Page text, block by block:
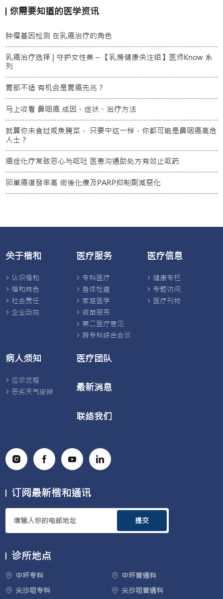
你需要知道的医学资讯
肿瘤基因检测 在乳癌治疗的角色
乳癌治疗选择 | 守护女性美 – 【乳房健康关注组】医师Know 系
列
胃部不适 有机会是胃癌先兆？
马上收看 鼻咽癌 成因、症状、治疗方法
就算你未食过咸魚腌菜， 只要中这一样，你都可能是鼻咽癌高危
人士？
癌症化疗常致恶心与呕吐 医患沟通助处方有效止呕药
卵巢癌復發率高 術後化療及PARP抑制劑減惡化
关于楷和
认识楷和
楷和特色
社会责任
企业动向
医疗服务
专科医疗
身体检查
家庭医学
疫苗服务
第二医疗意见
跨专科综合会诊
医疗信息
健康专栏
专题访问
医疗刊物
病人须知
应诊流程
恶劣天气安排
医疗团队
最新消息
联络我们
订阅最新楷和通讯
提交
诊所地点
中环专科
中环普通科
尖沙咀专科
尖沙咀普通科